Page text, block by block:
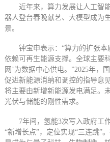
近年来，算力发展让人工智
器人登台春晚献艺、大模型成为
景。
钟宝申表示：“算力的扩张
依赖可再生能源支撑。全球主要
网’为数据中心供电。”2025年，
促进新能源消纳和调控的指导意
将主要由新增新能源发电满足。
光伏与储能的刚性需求。
7年间，氢能3次写入政府工
“新增长点”，定位实现“三连跳”